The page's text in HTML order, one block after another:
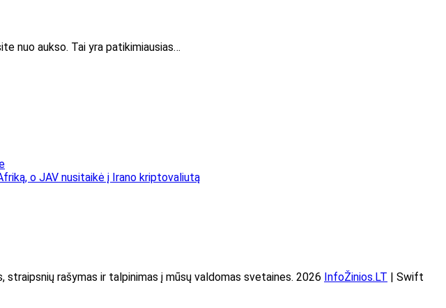
nuo aukso. Tai yra patikimiausias…
o JAV nusitaikė į Irano kriptovaliutą
straipsnių rašymas ir talpinimas į mūsų valdomas svetaines. 2026 InfoŽinios.LT | Swift